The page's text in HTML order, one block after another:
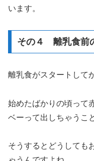
います。
その４ 離乳食前
離乳食がスタートして
始めたばかりの頃って
ベーって出しちゃうこ
そうするとどうしても